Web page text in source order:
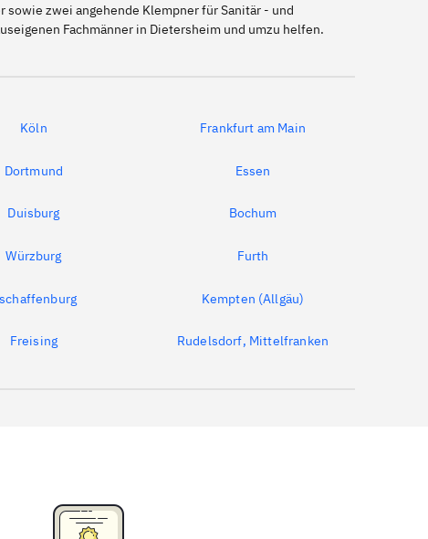
zwei angehende Klempner für Sanitär - und
Fachmänner in Dietersheim und umzu helfen.
Köln Frankfurt am Main
Dortmund Essen
Duisburg Bochum
Würzburg Furth
Kempten (Allgäu)
Freising Rudelsdorf, Mittelfranken